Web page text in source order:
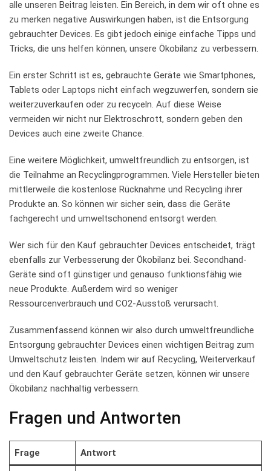
‌alle unseren Beitrag leisten. Ein Bereich, in dem wir oft ohne es
zu merken negative Auswirkungen haben, ist die Entsorgung
gebrauchter Devices. Es gibt jedoch einige einfache Tipps und
Tricks, die uns helfen​ können, unsere Ökobilanz zu verbessern.
Ein erster Schritt ist es, gebrauchte Geräte wie Smartphones,
Tablets oder ⁤Laptops nicht einfach wegzuwerfen, sondern sie
weiterzuverkaufen⁣ oder zu recyceln.⁤ Auf diese Weise
vermeiden wir nicht nur ⁣Elektroschrott,‌ sondern geben den
Devices⁤ auch eine zweite Chance.
Eine weitere Möglichkeit, umweltfreundlich zu entsorgen, ist
die‌ Teilnahme an Recyclingprogrammen. Viele Hersteller bieten
mittlerweile die kostenlose Rücknahme und Recycling ihrer
Produkte⁤ an. So können wir sicher sein,‍ dass die Geräte
fachgerecht und umweltschonend entsorgt werden.
Wer sich für den Kauf gebrauchter Devices entscheidet, trägt
ebenfalls zur Verbesserung der ⁢Ökobilanz bei. Secondhand-
Geräte sind oft günstiger und genauso funktionsfähig wie
neue Produkte. Außerdem wird so weniger
Ressourcenverbrauch und ⁤CO2-Ausstoß verursacht.
Zusammenfassend können wir also durch umweltfreundliche
Entsorgung gebrauchter Devices​ einen wichtigen Beitrag zum
Umweltschutz leisten. Indem wir‍ auf Recycling, Weiterverkauf
und⁣ den⁢ Kauf gebrauchter Geräte⁤ setzen, können wir unsere
‍Ökobilanz nachhaltig verbessern.
Fragen und Antworten
Frage Antwort